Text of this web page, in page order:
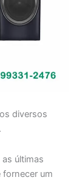
diversos
últimas
um